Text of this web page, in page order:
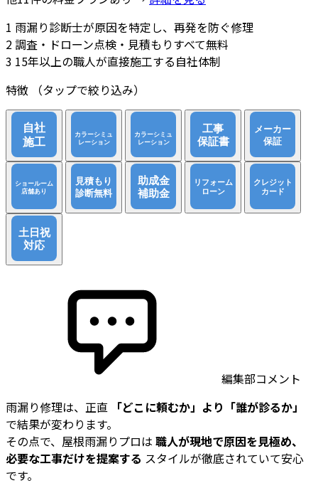
1 雨漏り診断士が原因を特定し、再発を防ぐ修理
2調査・ドローン点検・見積もりすべて無料
3 15年以上の職人が直接施工する自社体制
特徴
（タップで絞り込み）
編集部コメント
雨漏り修理は、正直 「どこに頼むか」より「誰が診るか」
で結果が変わります。
その点で、屋根雨漏りプロは 職人が現地で原因を見極め、
必要な工事だけを提案する スタイルが徹底されていて安心
です。